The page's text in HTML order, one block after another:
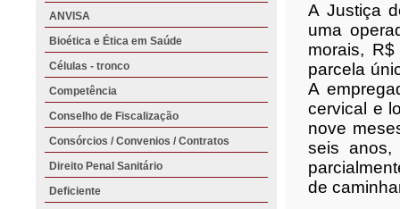
ANVISA
Bioética e Ética em Saúde
Células - tronco
Competência
Conselho de Fiscalização
Consórcios / Convenios / Contratos
Direito Penal Sanitário
Deficiente
A Justiça
uma
morais,
parcela
A
cervical e
nove
seis anos,
de